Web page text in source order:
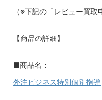
（※下記の「レビュー買取
【商品の詳細】
■商品名：
外注ビジネス特別個別指導